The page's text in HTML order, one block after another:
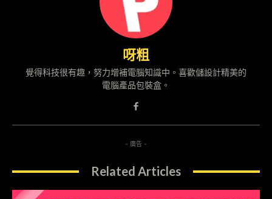
呀粗
覺得科技很有趣，努力增補電腦知識中。喜歡儲設計精美的
電腦產品包裝盒。
- 廣告 -
Related Articles